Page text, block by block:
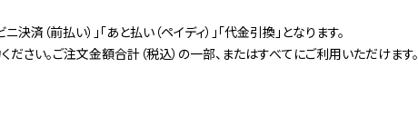
済（前払い）」「あと払い（ペイディ）」「代金引換」となります。
ださい。ご注文金額合計（税込）の一部、またはすべてにご利用いただけます。